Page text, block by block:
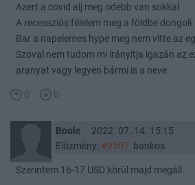
Azert a covid alj meg odebb van sokkal
A recessziós félelem meg a földbe dongoli
Bar a napelemes hype meg nem vitte az
Szoval nem tudom mi irányítja igazán az
aranyat vagy legyen bármi is a neve
0 0
Boole
2022. 07. 14. 15:15
Előzmény: #9507 bankos
Szerintem 16-17 USD körül majd megáll.